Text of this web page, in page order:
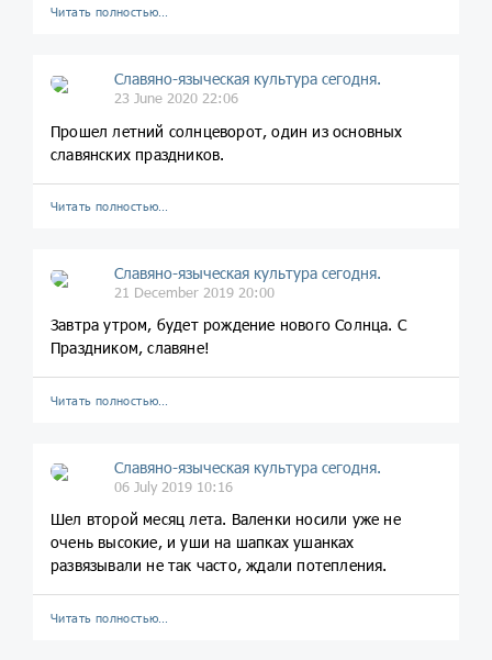
Читать полностью…
Славяно-языческая культура сегодня.
23 June 2020 22:06
Прошел летний солнцеворот, один из основных
славянских праздников.
Читать полностью…
Славяно-языческая культура сегодня.
21 December 2019 20:00
Завтра утром, будет рождение нового Солнца. С
Праздником, славяне!
Читать полностью…
Славяно-языческая культура сегодня.
06 July 2019 10:16
Шел второй месяц лета. Валенки носили уже не
очень высокие, и уши на шапках ушанках
развязывали не так часто, ждали потепления.
Читать полностью…